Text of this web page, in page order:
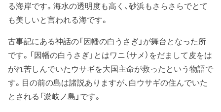
る海岸です。海水の透明度も高く、砂浜もさらさらでとて
も美しいと言われる海です。
古事記にある神話の「因幡の白うさぎ」が舞台となった所
です。「因幡の白うさぎ」とはワニ（サメ）をだまして皮をは
がれ苦しんでいたウサギを大国主命が救ったという物語で
す。目の前の島は諸説ありますが、白ウサギの住んでいた
とされる「淤岐ノ島」です。